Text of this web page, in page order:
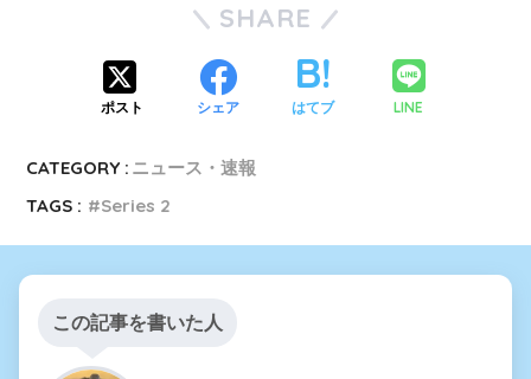
SHARE
ポスト シェア はてブ LINE
CATEGORY : ニュース・速報
TAGS :
Series 2
この記事を書いた人